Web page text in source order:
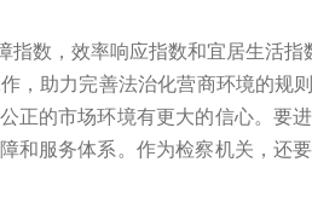
，效率响应指数和宜居生活指
助力完善法治化营商环境的规则
正的市场环境有更大的信心。要
和服务体系。作为检察机关，还